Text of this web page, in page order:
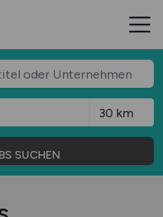
SUCHEN